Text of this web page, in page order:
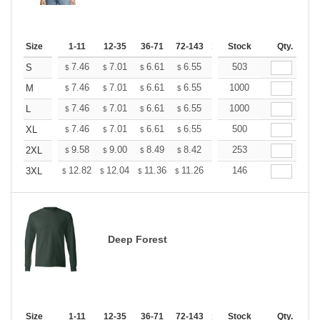
Size 1-11 12-35 36-71 72-143 144-287 288 + More
Stock Qty.
S $ 7.46 $ 7.01 $ 6.61 $ 6.55 6.44
503
M
$ 7.46 $ 7.01 $ 6.61 $ 6.55 6.44
1000
L
$ 7.46 $ 7.01 $ 6.61 $ 6.55 6.44
1000
XL
$ 7.46 $ 7.01 $ 6.61 $ 6.55 6.44
500
2XL
$ 9.58 $ 9.00 $ 8.49 $ 8.42 8.28
253
3XL
$ 12.82 $ 12.04 $ 11.36 $ 11.26 11.07
146
Deep Forest
Size 1-11 12-35 36-71 72-143 144-287 288 + More
Stock Qty.